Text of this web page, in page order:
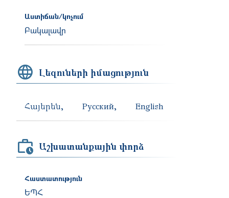
Աստիճան/կոչում
Բակալավր
Լեզուների իմացություն
Հայերեն Русский English
Աշխատանքային փորձ
Հաստատություն
ԵՊՀ